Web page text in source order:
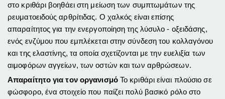
στο κριθάρι βοηθάει στη μείωση των συμπτωμάτων της
ρευματοειδούς αρθρίτιδας. Ο χαλκός είναι επίσης
απαραίτητος για την ενεργοποίηση της λύσυλο - οξειδάσης,
ενός ενζύμου που εμπλέκεται στην σύνδεση του κολλαγόνου
και της ελαστίνης, τα οποία σχετίζονται με την ευελιξία των
αιμοφόρων αγγείων, των οστών και των αρθρώσεων.
Απαραίτητο για τον οργανισμόΤο κριθάρι είναι πλούσιο σε
φώσφορο, ένα στοιχείο που παίζει πολύ βασικό ρόλο στο